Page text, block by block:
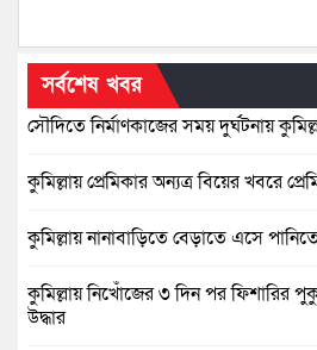
সর্বশেষ খবর
সৌদিতে নির্মাণকাজের সময় দুর্ঘটনায়
কুমিল্লায় প্রেমিকার অন্যত্র বিয়ের খবরে
কুমিল্লায় নানাবাড়িতে বেড়াতে এসে
কুমিল্লায় নিখোঁজের ৩ দিন পর ফিশারির
উদ্ধার